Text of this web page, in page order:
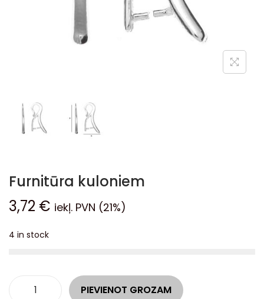
Furnitūra kuloniem
3,72 € iekļ. PVN (21%)
4 in stock
PIEVIENOT GROZAM